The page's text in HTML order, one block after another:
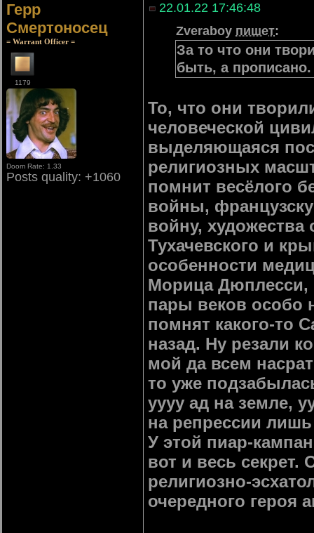
Герр
Смертоносец
= Warrant Officer =
1179
Doom Rate: 1.33
Posts quality: +1060
22.01.22 17:46:48
Zveraboy пишет:
За то что они
быть, а прописано.
То, что они
человеческой
выделяющаяся
религиозных
помнит весёлого
войны,
войну, художества
Тухачевского и
особенности
Морица Дюплесси,
пары веков особо
помнят какого-то
назад. Ну резали
мой да всем
то уже
уууу ад на земле,
на репрессии
У этой пиар-
вот и весь секрет.
религиозно-
очередного героя